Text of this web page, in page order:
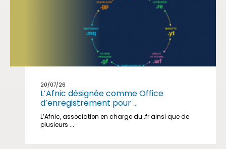
20/07/26
L’Afnic désignée comme Office
d’enregistrement pour ...
L’Afnic, association en charge du .fr ainsi que de
plusieurs ...